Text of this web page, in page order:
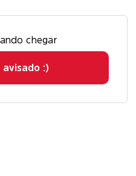
chegar
avisado :)